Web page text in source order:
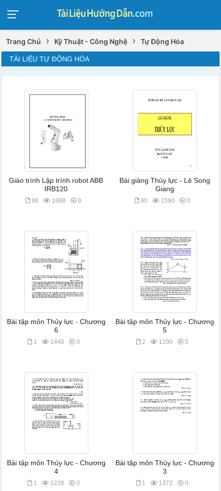
Trang Chủ › Kỹ Thuật - Công Nghệ › Tự Động Hóa
TÀI LIỆU TỰ ĐỘNG HÓA
Giáo trình Lập trình robot ABB
IRB120
96 1888 0
Bài giảng Thủy lực - Lê Song
Giang
90 1590 0
Bài tập môn Thủy lực - Chương
6
1 1440 0
Bài tập môn Thủy lực - Chương
5
2 1100 0
Bài tập môn Thủy lực - Chương
4
1 1228 0
Bài tập môn Thủy lực - Chương
3
1 1372 0